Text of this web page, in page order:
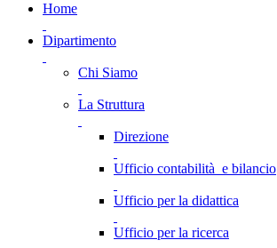
Home
Dipartimento
Chi Siamo
La Struttura
Direzione
Ufficio contabilità e bilancio
Ufficio per la didattica
Ufficio per la ricerca